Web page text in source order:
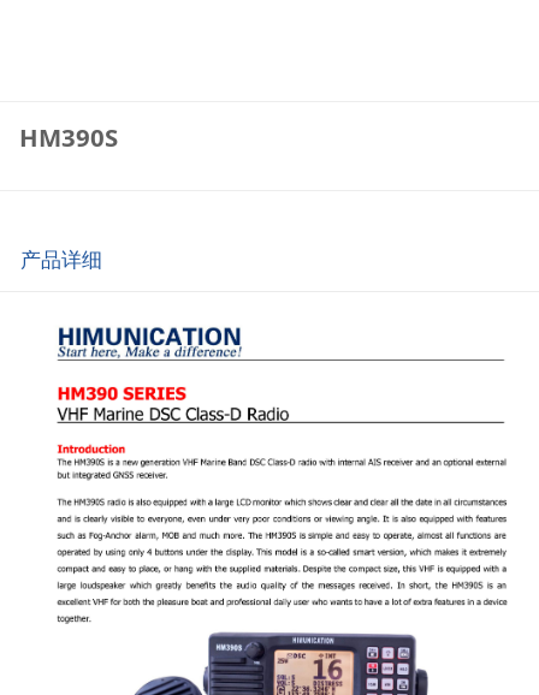
HM390S
产品详细